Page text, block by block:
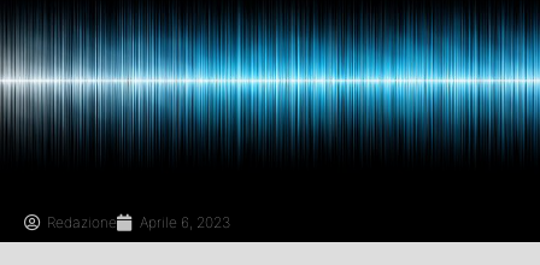
Redazione Aprile 6, 2023